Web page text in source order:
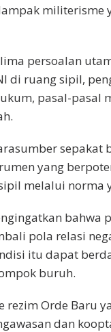
militerisme
persoalan
di ruang sipil,
pasal-
sepakat
yang
melalui norma
pola relasi
itu dapat
buruh.
rezim Orde Baru
dan